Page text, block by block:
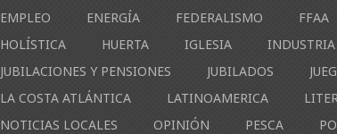
EMPLEO
ENERGÍA FEDERALISMO FFAA
HOLÍSTICA
HUERTA IGLESIA INDUSTRIA
JUBILACIONES Y PENSIONES
JUBILADOS
LA COSTA ATLÁNTICA
LATINOAMERICA
NOTICIAS LOCALES
OPINIÓN PESCA